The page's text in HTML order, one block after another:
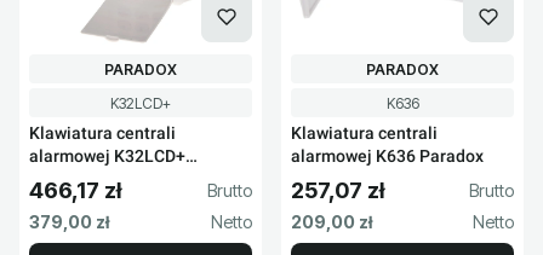
Kod produktu
K32LCD+
Klawiatura centrali
alarmowej K32LCD+
Paradox
PRODUCENT
PARADOX
Cena brutto
466,17 zł
Cena netto
379,00 zł
Kod produktu
K636
Klawiatura centrali
alarmowej K636 Paradox
PRODUCENT
PARADOX
Cena brutto
257,07 zł
Cena netto
209,00 zł